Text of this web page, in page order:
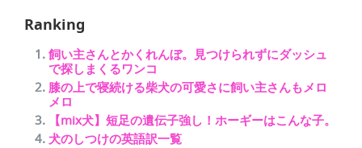
Ranking
飼い主さんとかくれんぼ。見つけられずにダッシュ
で探しまくるワンコ
膝の上で寝続ける柴犬の可愛さに飼い主さんもメロ
メロ
【mix犬】短足の遺伝子強し！ホーギーはこんな子。
犬のしつけの英語訳一覧